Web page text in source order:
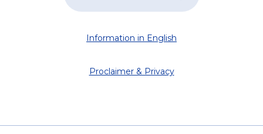
Information in English
Proclaimer & Privacy